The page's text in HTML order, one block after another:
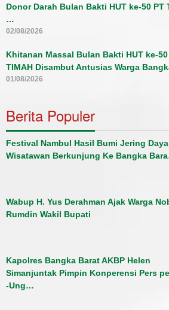
Donor Darah Bulan Bakti HUT ke-50 PT
…
02/08/2026
Khitanan Massal Bulan Bakti HUT ke-50
TIMAH Disambut Antusias Warga
01/08/2026
Berita Populer
Festival Nambul Hasil Bumi Jering
Wisatawan Berkunjung Ke Bangka
Wabup H. Yus Derahman Ajak Warga
Rumdin Wakil Bupati
Kapolres Bangka Barat AKBP Helen
Simanjuntak Pimpin Konperensi Pers
-Ung…